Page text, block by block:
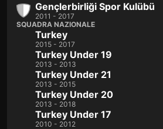
Gençlerbirliği Spor Kulübü
2011 - 2017
SQUADRA NAZIONALE
Turkey
2015 - 2017
Turkey Under 19
2013 - 2013
Turkey Under 21
2013 - 2015
Turkey Under 20
2013 - 2018
Turkey Under 17
2010 - 2012